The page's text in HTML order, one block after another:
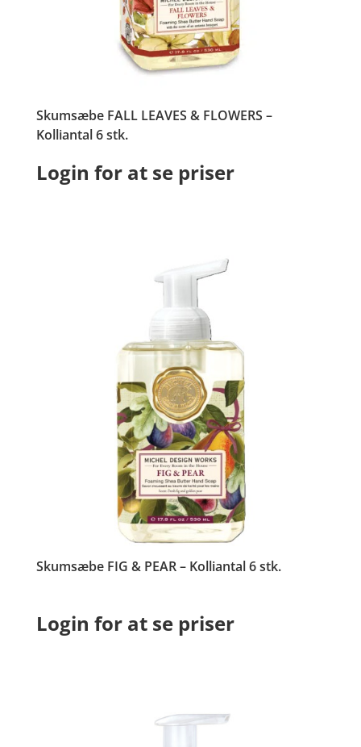
Skumsæbe FALL LEAVES & FLOWERS –
Kolliantal 6 stk.
Login for at se priser
Skumsæbe FIG & PEAR – Kolliantal 6 stk.
Login for at se priser